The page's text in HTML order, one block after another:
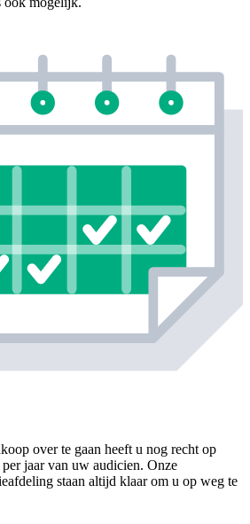
over te gaan heeft u nog recht op
jaar van uw audicien. Onze
staan altijd klaar om u op weg te